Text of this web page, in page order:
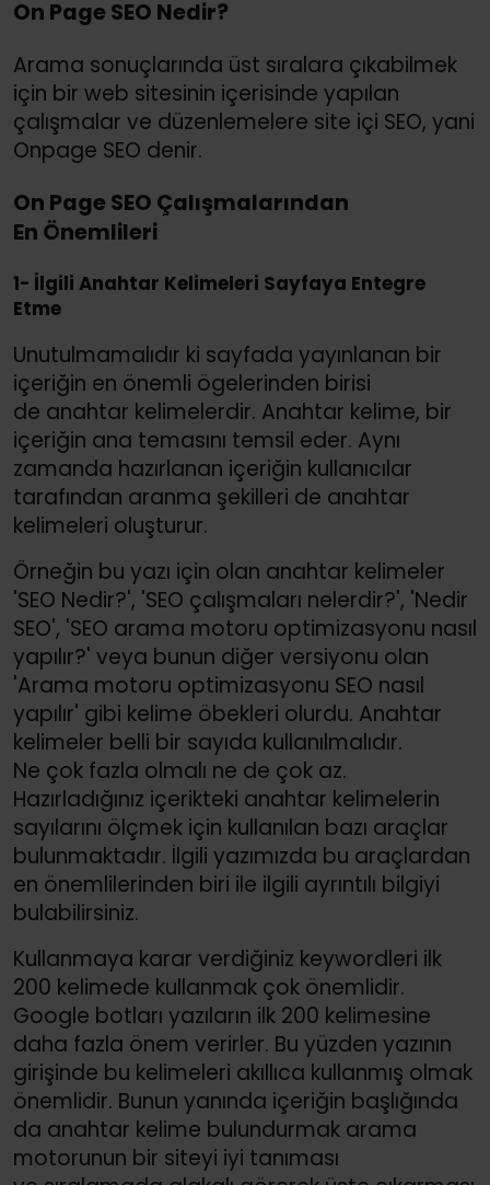
On Page SEO Nedir?
Arama sonuçlarında üst sıralara çıkabilmek
için bir web sitesinin içerisinde yapılan
çalışmalar ve düzenlemelere site içi SEO, yani
Onpage SEO denir.
On Page SEO Çalışmalarından
En Önemlileri
1- İlgili Anahtar Kelimeleri Sayfaya Entegre
Etme
Unutulmamalıdır ki sayfada yayınlanan bir
içeriğin en önemli ögelerinden birisi
de anahtar kelimelerdir. Anahtar kelime, bir
içeriğin ana temasını temsil eder. Aynı
zamanda hazırlanan içeriğin kullanıcılar
tarafından aranma şekilleri de anahtar
kelimeleri oluşturur.
Örneğin bu yazı için olan anahtar kelimeler
'SEO Nedir?', 'SEO çalışmaları nelerdir?', 'Nedir
SEO', 'SEO arama motoru optimizasyonu nasıl
yapılır?' veya bunun diğer versiyonu olan
'Arama motoru optimizasyonu SEO nasıl
yapılır' gibi kelime öbekleri olurdu. Anahtar
kelimeler belli bir sayıda kullanılmalıdır.
Ne çok fazla olmalı ne de çok az.
Hazırladığınız içerikteki anahtar kelimelerin
sayılarını ölçmek için kullanılan bazı araçlar
bulunmaktadır. İlgili yazımızda bu araçlardan
en önemlilerinden biri ile ilgili ayrıntılı bilgiyi
bulabilirsiniz.
Kullanmaya karar verdiğiniz keywordleri ilk
200 kelimede kullanmak çok önemlidir.
Google botları yazıların ilk 200 kelimesine
daha fazla önem verirler. Bu yüzden yazının
girişinde bu kelimeleri akıllıca kullanmış olmak
önemlidir. Bunun yanında içeriğin başlığında
da anahtar kelime bulundurmak arama
motorunun bir siteyi iyi tanıması